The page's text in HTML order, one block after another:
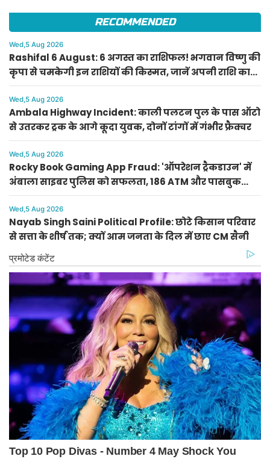
RECOMMENDED
Wed,5 Aug 2026
Rashifal 6 August: 6 अगस्त का राशिफल! भगवान विष्णु की
कृपा से चमकेगी इन राशियों की किस्मत, जानें अपनी राशि का
हाल
Wed,5 Aug 2026
Ambala Highway Incident: काली पलटन पुल के पास ऑटो
से उतरकर ट्रक के आगे कूदा युवक, दोनों टांगों में गंभीर फ्रैक्चर
Wed,5 Aug 2026
Rocky Book Gaming App Fraud: 'ऑपरेशन ट्रैकडाउन' में
अंबाला साइबर पुलिस को सफलता, 186 ATM और पासबुक
बरामद
Wed,5 Aug 2026
Nayab Singh Saini Political Profile: छोटे किसान परिवार
से सत्ता के शीर्ष तक; क्यों आम जनता के दिल में छाए CM सैनी